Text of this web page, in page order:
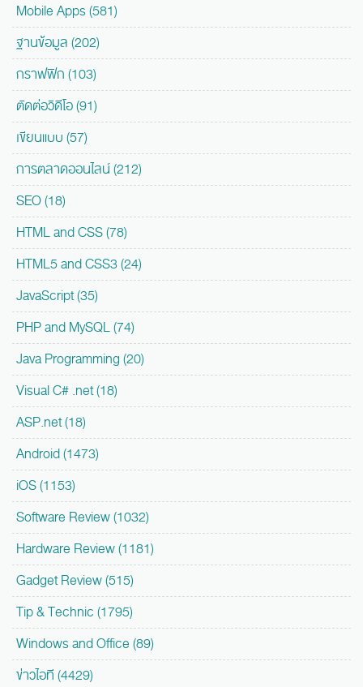
Mobile Apps (581)
ฐานข้อมูล (202)
กราฟฟิก (103)
ตัดต่อวิดีโอ (91)
เขียนแบบ (57)
การตลาดออนไลน์ (212)
SEO (18)
HTML and CSS (78)
HTML5 and CSS3 (24)
JavaScript (35)
PHP and MySQL (74)
Java Programming (20)
Visual C# .net (18)
ASP.net (18)
Android (1473)
iOS (1153)
Software Review (1032)
Hardware Review (1181)
Gadget Review (515)
Tip & Technic (1795)
Windows and Office (89)
ข่าวไอที (4429)